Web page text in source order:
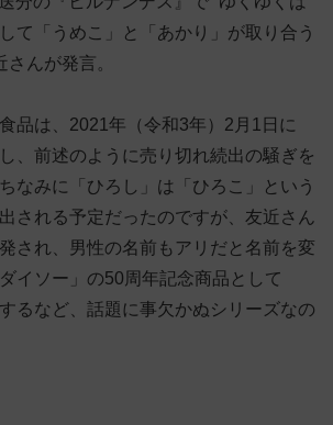
て「うめこ」と「あかり」が取り合う
さんが発言。
品は、2021年（令和3年）2月1日に
、前述のように売り切れ続出の騒ぎを
なみに「ひろし」は「ひろこ」という
される予定だったのですが、友近さん
され、男性の名前もアリだと名前を変
イソー」の50周年記念商品として
るなど、話題に事欠かぬシリーズなの